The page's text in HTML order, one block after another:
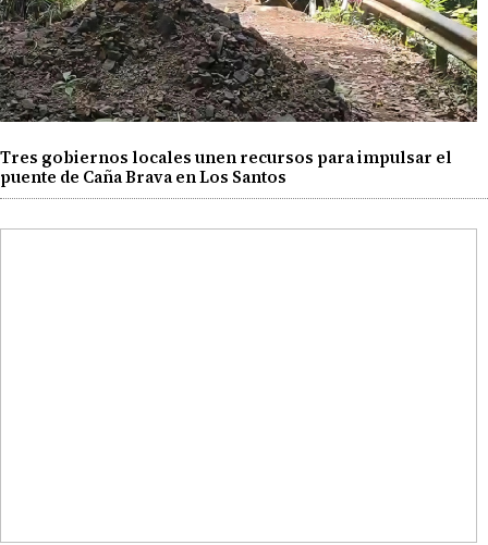
Tres gobiernos locales unen recursos para impulsar el
puente de Caña Brava en Los Santos